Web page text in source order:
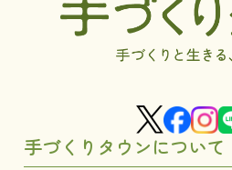
手づくりタウンについて